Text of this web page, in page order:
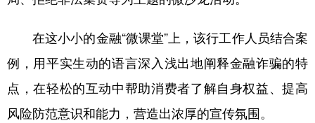
在这小小的金融“微课堂”上，该行工作人员结合案
例，用平实生动的语言深入浅出地阐释金融诈骗的特
点，在轻松的互动中帮助消费者了解自身权益、提高
风险防范意识和能力，营造出浓厚的宣传氛围。